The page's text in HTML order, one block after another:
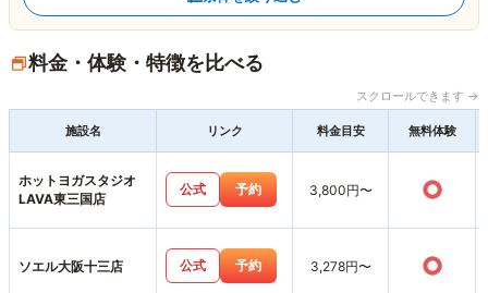
料金・体験・特徴を比べる
スクロールできます →
施設名 リンク 料金目安 無料体験
ホットヨガスタジオ
LAVA東三国店
公式 予約 3,800円〜 ○
ソエル大阪十三店 公式 予約 3,278円〜 ○